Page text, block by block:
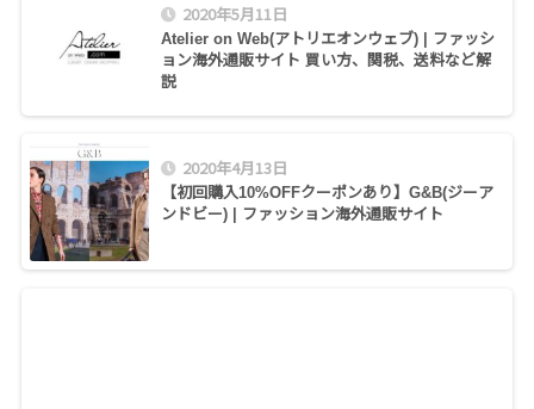
2020年5月11日
Atelier on Web(アトリエオンウェブ) | ファッシ
ョン海外通販サイト 買い方、関税、送料など解
説
2020年4月13日
【初回購入10%OFFクーポンあり】G&B(ジーア
ンドビー) | ファッション海外通販サイト